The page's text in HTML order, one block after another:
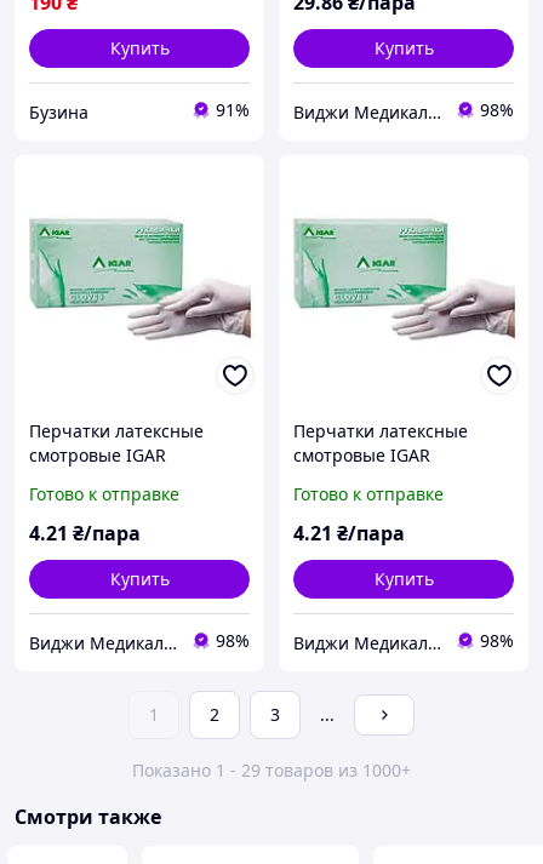
Купить
Бузина 91%
Купить
Виджи Медикал Украина - Интернет-магазин медицинских товаров 98%
Перчатки латексные
смотровые IGAR
припудренные размер M
медицинские
одноразовые, 1 пара (2
шт.)
Готово к отправке
4.21 ₴/пара
Купить
Виджи Медикал Украина - Интернет-магазин медицинских товаров 98%
Перчатки латексные
смотровые IGAR
припудренные размер S
медицинские
одноразовые, 1 пара (2
шт.)
Готово к отправке
4.21 ₴/пара
Купить
Виджи Медикал Украина - Интернет-магазин медицинских товаров 98%
1 2 3 ...
Показано 1 - 29 товаров из 1000+
Смотри также